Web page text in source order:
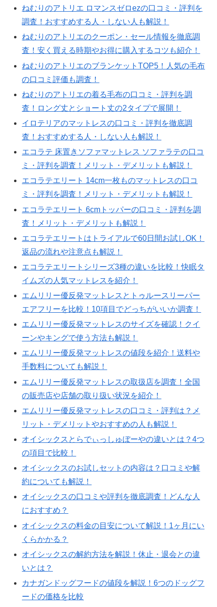
ねむりのアトリエ ロマンスゼロezの口コミ・評判を
調査！おすすめする人・しない人も解説！
ねむりのアトリエのクーポン・セール情報を徹底調
査！安く買える時期やお得に購入するコツも紹介！
ねむりのアトリエのブランケットTOP5！人気の毛布
の口コミ評価も調査！
ねむりのアトリエの着る毛布の口コミ・評判を調
査！ロング丈とショート丈の2タイプで展開！
イロテリアのマットレスの口コミ・評判を徹底調
査！おすすめする人・しない人も解説！
エコラテ 床置きソファマットレス ソファラテの口コ
ミ・評判を調査！メリット・デメリットも解説！
エコラテエリート 14cm一枚ものマットレスの口コ
ミ・評判を調査！メリット・デメリットも解説！
エコラテエリート 6cmトッパーの口コミ・評判を調
査！メリット・デメリットも解説！
エコラテエリートはトライアルで60日間お試しOK！
返品の流れや注意点も解説！
エコラテエリートシリーズ3種の違いを比較！快眠タ
イムズの人気マットレスを紹介！
エムリリー優反発マットレスとトゥルースリーパー
エアフリーを比較！10項目でどっちがいいか調査！
エムリリー優反発マットレスのサイズを確認！クイ
ーンやキングで使う方法も解説！
エムリリー優反発マットレスの値段を紹介！送料や
手数料についても解説！
エムリリー優反発マットレスの取扱店を調査！全国
の販売店や店舗の取り扱い状況を紹介！
エムリリー優反発マットレスの口コミ・評判は？メ
リット・デメリットやおすすめの人も解説！
オイシックスとらでぃっしゅぼーやの違いとは？4つ
の項目で比較！
オイシックスのお試しセットの内容は？口コミや解
約についても解説！
オイシックスの口コミや評判を徹底調査！どんな人
におすすめ？
オイシックスの料金の目安について解説！1ヶ月にい
くらかかる？
オイシックスの解約方法を解説！休止・退会との違
いとは？
カナガンドッグフードの値段を解説！6つのドッグフ
ードの価格を比較